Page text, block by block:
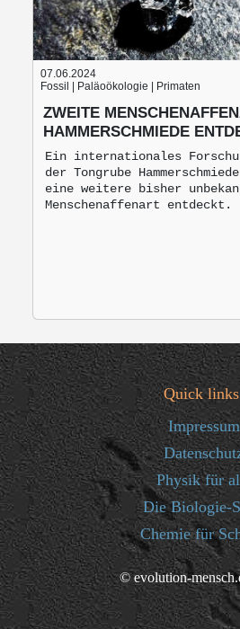
07.06.2024
Fossil | Paläoökologie | Primaten
ZWEITE
HAMMERSCHMIEDE
Ein internationales
der Tongrube
eine weitere bisher
Menschenaffenart entdeckt.
Quick links
Impressum
Physik für
Die Biologie-
Chemie für
© evolution-